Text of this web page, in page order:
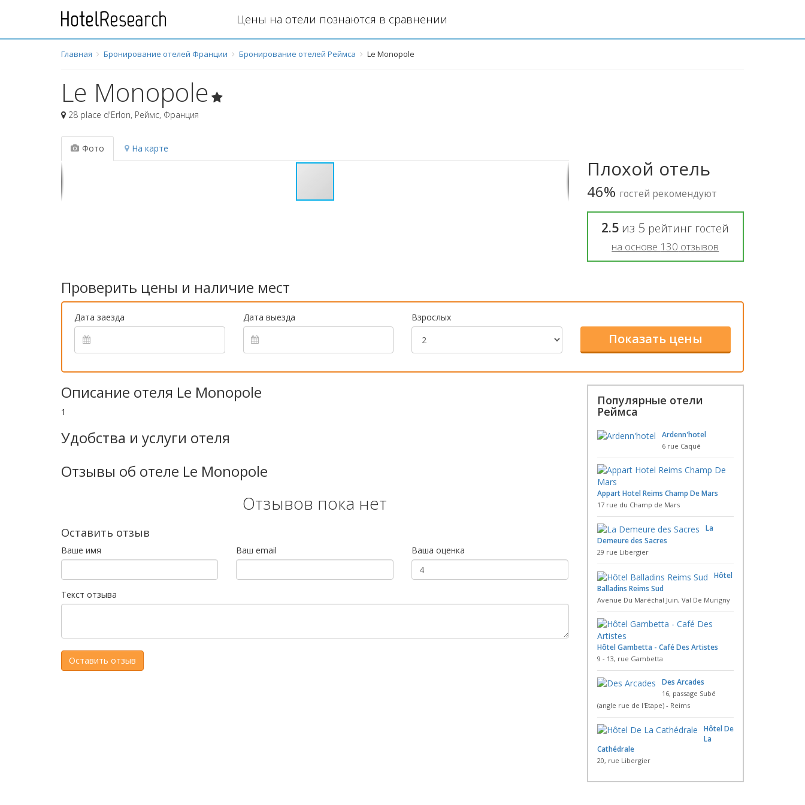
Цены на отели познаются в сравнении
Главная Бронирование отелей Франции Бронирование отелей Реймса Le Monopole
Le Monopole
28 place d'Erlon, Реймс, Франция
Фото На карте
Плохой отель
46% гостей рекомендуют
2.5 из 5 рейтинг гостей
на основе 130 отзывов
Проверить цены и наличие мест
Дата заезда Дата выезда Взрослых
Описание отеля Le Monopole
1
Удобства и услуги отеля
Отзывы об отеле Le Monopole
Отзывов пока нет
Оставить отзыв
Ваше имя Ваш email Ваша оценка
Текст отзыва
Популярные отели
Реймса
Ardenn'hotel
6 rue Caqué
Appart Hotel Reims Champ De Mars
17 rue du Champ de Mars
La
Demeure des Sacres
29 rue Libergier
Hôtel
Balladins Reims Sud
Avenue Du Maréchal Juin, Val De Murigny
Hôtel Gambetta - Café Des Artistes
9 - 13, rue Gambetta
Des Arcades
16, passage Subé
(angle rue de l'Etape) - Reims
Hôtel De
La
Cathédrale
20, rue Libergier